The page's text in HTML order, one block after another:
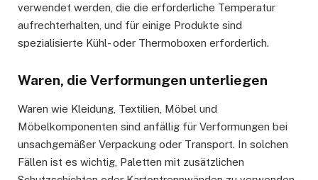
verwendet werden, die die erforderliche Temperatur
aufrechterhalten, und für einige Produkte sind
spezialisierte Kühl- oder Thermoboxen erforderlich.
Waren, die Verformungen unterliegen
Waren wie Kleidung, Textilien, Möbel und
Möbelkomponenten sind anfällig für Verformungen bei
unsachgemäßer Verpackung oder Transport. In solchen
Fällen ist es wichtig, Paletten mit zusätzlichen